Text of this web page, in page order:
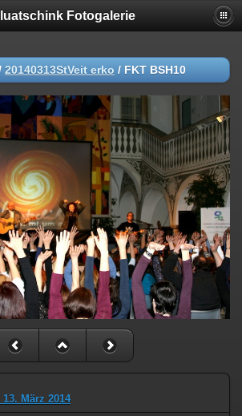
Fotogalerie
20140313StVeit erko / FKT BSH10
März 2014